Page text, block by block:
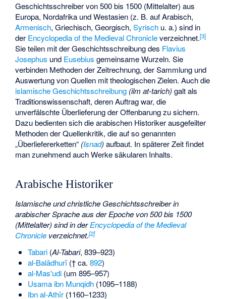
Geschichtsschreiber von 500 bis 1500 (Mittelalter) aus
Europa, Nordafrika und Westasien (z. B. auf Arabisch,
Armenisch, Griechisch, Georgisch,Syrisch u. a.) sind in
der Encyclopedia of the Medieval Chronicleverzeichnet.[3]
Sie teilen mit der Geschichtsschreibung des Flavius
Josephus und Eusebius gemeinsame Wurzeln. Sie
verbinden Methoden der Zeitrechnung, der Sammlung und
Auswertung von Quellen mit theologischen Zielen. Auch die
islamische Geschichtsschreibung (ilm at-tarich)galt als
Traditionswissenschaft, deren Auftrag war, die
unverfälschte Überlieferung der Offenbarung zu sichern.
Dazu bedienten sich die arabischen Historiker ausgefeilter
Methoden der Quellenkritik, die auf so genannten
„Überliefererketten“ (Isnad)aufbaut. In späterer Zeit findet
man zunehmend auch Werke säkularen Inhalts.
Arabische Historiker
Islamische und christliche Geschichtsschreiberin
arabischer Sprache aus der Epoche von 500 bis 1500
(Mittelalter) sind in derEncyclopedia of the Medieval
Chronicle verzeichnet.[2]
Tabari(Al-Tabari, 839–923)
al-Balādhurī(† ca. 892)
al-Mas'udi(um 895–957)
Usama ibn Munqidh(1095–1188)
Ibn al-Athīr(1160–1233)